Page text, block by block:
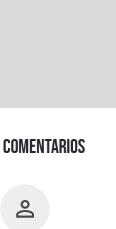
Comentarios